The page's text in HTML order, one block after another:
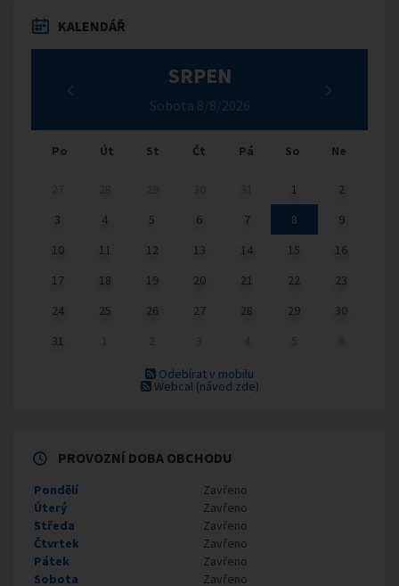
KALENDÁŘ
SRPEN
Sobota 8/8/2026
Po Út St Čt Pá So Ne
1
2
3
4 5 6 7 8
9
10
11 12 13 14 15
16
17
18 19 20 21 22
23
24
25 26 27 28 29
30
31
Odebírat v mobilu
Webcal (návod zde)
PROVOZNÍ DOBA OBCHODU
Pondělí
Zavřeno
Úterý
Zavřeno
Středa
Zavřeno
Čtvrtek
Zavřeno
Pátek
Zavřeno
Sobota
Zavřeno